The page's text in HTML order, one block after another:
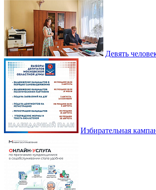
Девять
Избирательная